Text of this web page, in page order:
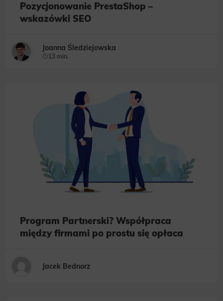
Pozycjonowanie PrestaShop –
wskazówki SEO
Joanna Śledziejowska
13 min.
Program Partnerski? Współpraca
między firmami po prostu się opłaca
Jacek Bednorz